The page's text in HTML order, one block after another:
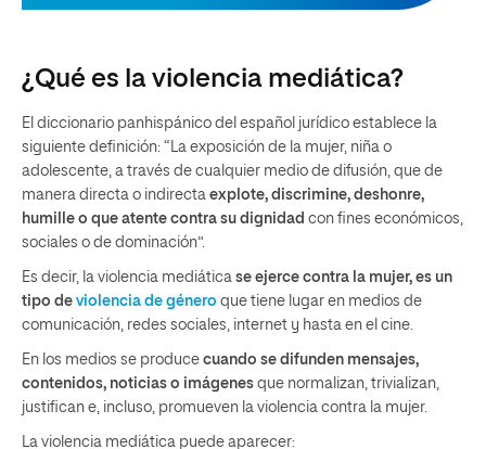
¿Qué es la violencia mediática?
El diccionario panhispánico del español jurídico establece la
siguiente definición: “La exposición de la mujer, niña o
adolescente, a través de cualquier medio de difusión, que de
manera directa o indirecta explote, discrimine, deshonre,
humille o que atente contra su dignidad con fines económicos,
sociales o de dominación”.
Es decir, la violencia mediática se ejerce contra la mujer, es un
tipo de violencia de género que tiene lugar en medios de
comunicación, redes sociales, internet y hasta en el cine.
En los medios se produce cuando se difunden mensajes,
contenidos, noticias o imágenes que normalizan, trivializan,
justifican e, incluso, promueven la violencia contra la mujer.
La violencia mediática puede aparecer: